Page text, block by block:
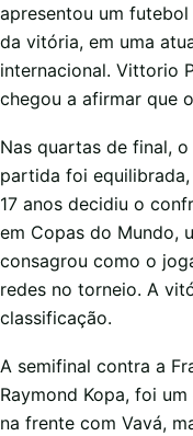
apresentou um
da vitória, em uma
internacional. Vittorio
chegou a afirmar que
Nas quartas de final,
partida foi
17 anos decidiu o
em Copas do Mundo,
consagrou como o
redes no torneio. A
classificação.
A semifinal contra a
Raymond Kopa, foi
na frente com Vavá,